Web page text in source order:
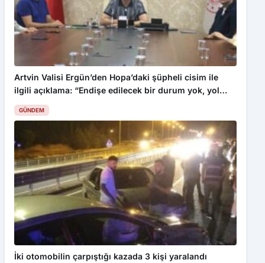
Artvin Valisi Ergün’den Hopa’daki şüpheli cisim ile
ilgili açıklama: “Endişe edilecek bir durum yok, yol
yeniden trafiğe açıldı”
GÜNDEM
İki otomobilin çarpıştığı kazada 3 kişi yaralandı